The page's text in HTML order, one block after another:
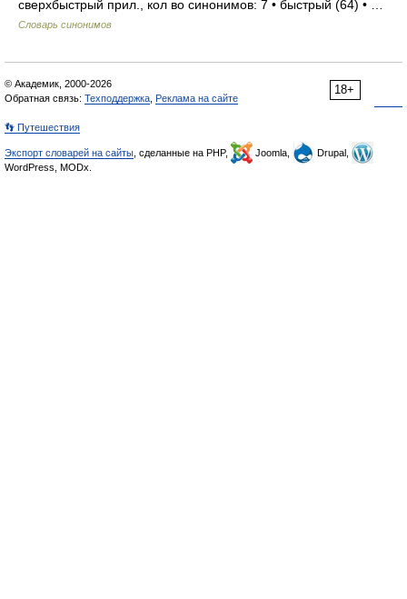
сверхбыстрый прил., кол во синонимов: 7 • быстрый (64) • …
Словарь синонимов
18+
© Академик, 2000-2026
Обратная связь: Техподдержка Реклама на сайте
👣 Путешествия
Экспорт словарей на сайты , сделанные на PHP, Joomla,
Drupal,
WordPress, MODx.